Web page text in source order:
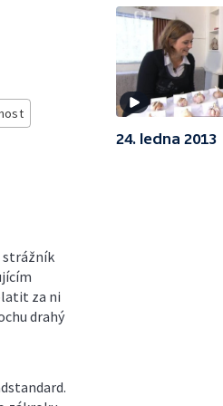
strážník
za ni
drahý
24. ledna 2013